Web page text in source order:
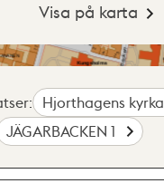
Visa på karta
Hjorthagens kyrka
JÄGARBACKEN 1